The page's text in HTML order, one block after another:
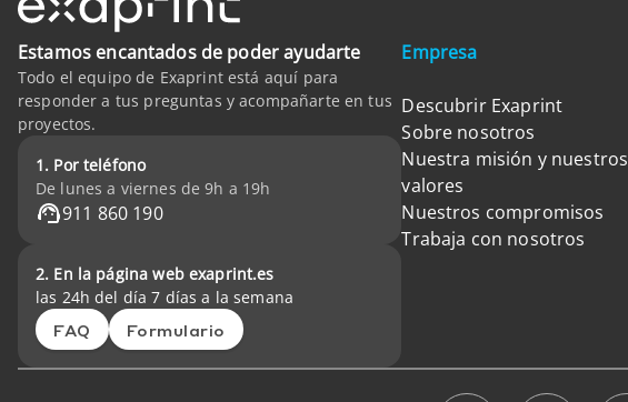
Estamos encantados de poder ayudarte
Todo el equipo de Exaprint está aquí para
responder a tus preguntas y acompañarte en tus
proyectos.
1. Por teléfono
De lunes a viernes de 9h a 19h
911 860 190
2. En la página web exaprint.es
las 24h del día 7 días a la semana
FAQ Formulario
Empresa
Descubrir Exaprint
Sobre nosotros
Nuestra misión y nuestros
valores
Nuestros compromisos
Trabaja con nosotros